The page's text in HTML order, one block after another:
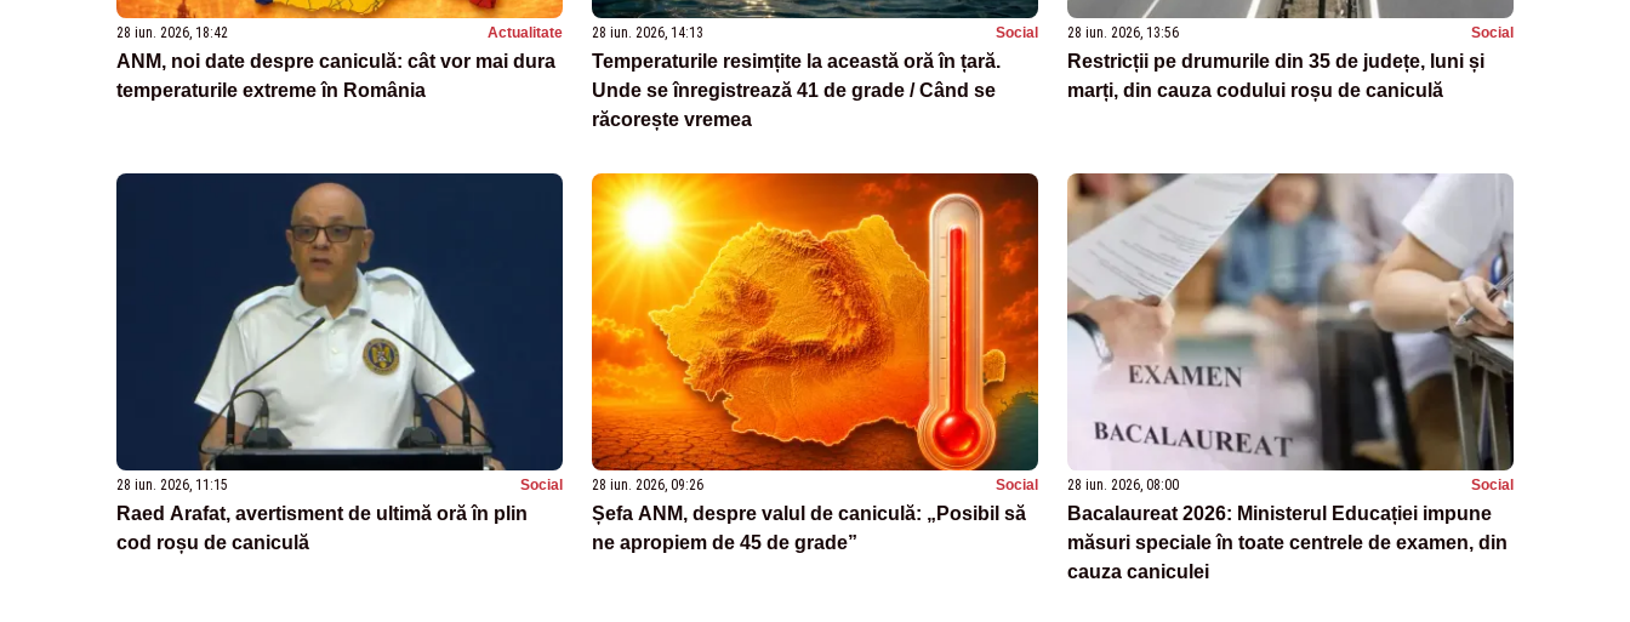
28 iun. 2026, 18:42 Actualitate
ANM, noi date despre caniculă: cât vor mai dura
temperaturile extreme în România
28 iun. 2026, 14:13 Social
Temperaturile resimțite la această oră în țară.
Unde se înregistrează 41 de grade / Când se
răcorește vremea
28 iun. 2026, 13:56 Social
Restricții pe drumurile din 35 de județe, luni și
marți, din cauza codului roșu de caniculă
28 iun. 2026, 11:15 Social
Raed Arafat, avertisment de ultimă oră în plin
cod roșu de caniculă
28 iun. 2026, 09:26 Social
Șefa ANM, despre valul de caniculă: „Posibil să
ne apropiem de 45 de grade”
28 iun. 2026, 08:00 Social
Bacalaureat 2026: Ministerul Educației impune
măsuri speciale în toate centrele de examen, din
cauza caniculei